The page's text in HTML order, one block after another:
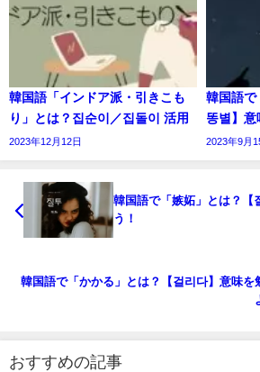
韓国語「インドア派・引きこも
り」とは？집순이／집돌이 活用
2023年12月12日
韓国語で
똥별】意
2023年9月
韓国語で「嫉妬」とは？【
う！
韓国語で「かかる」とは？【걸리다】意味を
おすすめの記事